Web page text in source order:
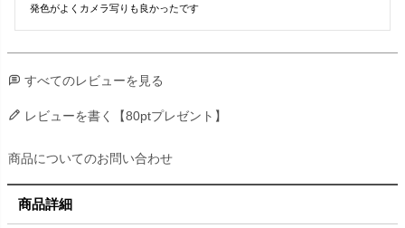
発色がよくカメラ写りも良かったです
すべてのレビューを見る
レビューを書く【80ptプレゼント】
商品についてのお問い合わせ
商品詳細